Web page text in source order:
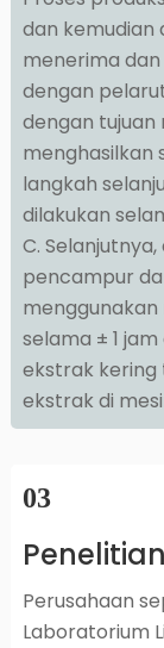
dan kemudian
menerima
dengan
dengan
menghasilkan
langkah
dilakukan
C.
pencampur
menggunakan
selama ± 1
ekstrak kering
ekstrak di
03
Perusahaan
Laboratorium